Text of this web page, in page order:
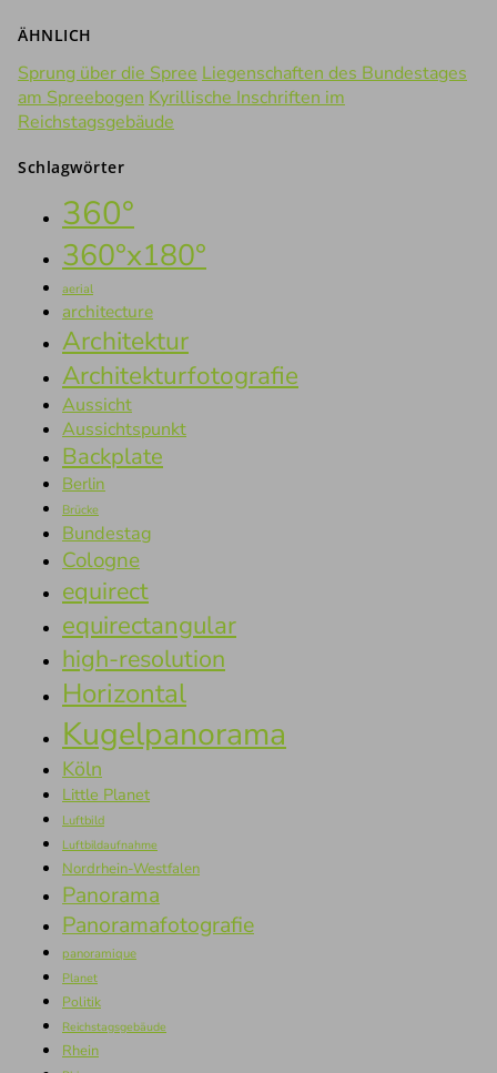
ÄHNLICH
Sprung über die Spree Liegenschaften des Bundestages
am Spreebogen Kyrillische Inschriften im
Reichstagsgebäude
Schlagwörter
360°
360°x180°
aerial
architecture
Architektur
Architekturfotografie
Aussicht
Aussichtspunkt
Backplate
Berlin
Brücke
Bundestag
Cologne
equirect
equirectangular
high-resolution
Horizontal
Kugelpanorama
Köln
Little Planet
Luftbild
Luftbildaufnahme
Nordrhein-Westfalen
Panorama
Panoramafotografie
panoramique
Planet
Politik
Reichstagsgebäude
Rhein